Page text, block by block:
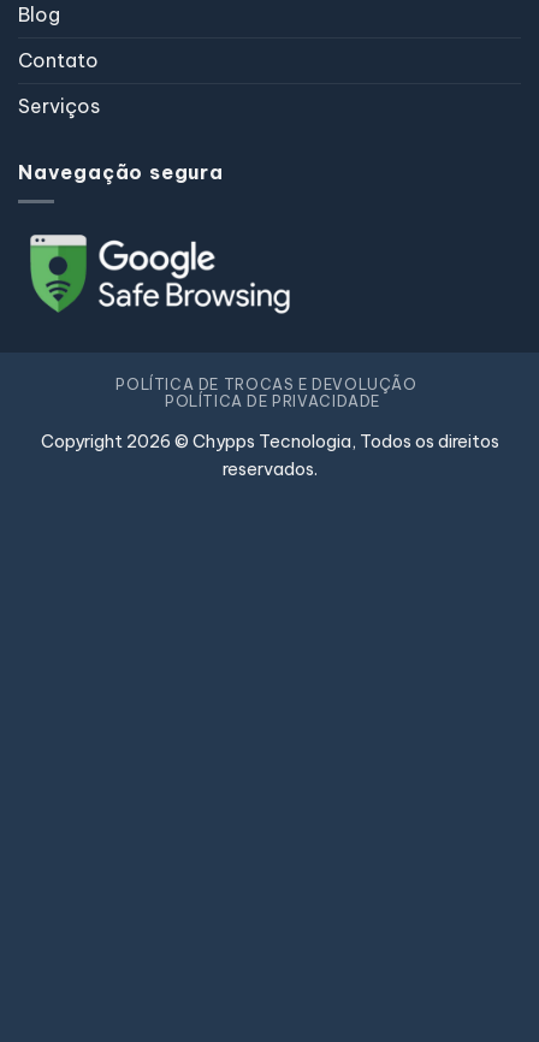
Blog
Contato
Serviços
Navegação segura
POLÍTICA DE TROCAS E DEVOLUÇÃO
POLÍTICA DE PRIVACIDADE
Copyright 2026 © Chypps Tecnologia, Todos os direitos
reservados.